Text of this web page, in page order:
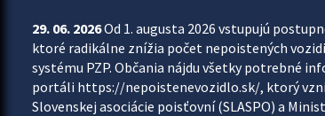
29. 06. 2026Od 1. augusta 2026 vstupujú
ktoré radikálne znížia počet nepoistených
systému PZP. Občania nájdu všetky potrebné
portáli https://nepoistenevozidlo.sk/, ktorý
Slovenskej asociácie poisťovní (SLASPO) a